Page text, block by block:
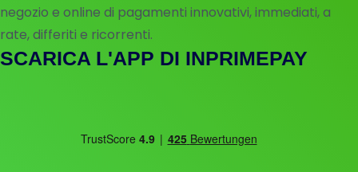
negozio e online di pagamenti innovativi, immediati, a
rate, differiti e ricorrenti.
SCARICA L'APP DI INPRIMEPAY